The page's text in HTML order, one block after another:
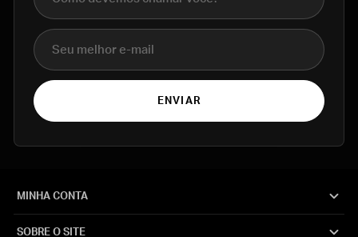
E-mail
ENVIAR
MINHA CONTA
SOBRE O SITE